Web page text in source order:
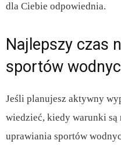
dla Ciebie odpowiednia.
Najlepszy czas
sportów
Jeśli planujesz aktywny
wiedzieć, kiedy warunki
uprawiania sportów